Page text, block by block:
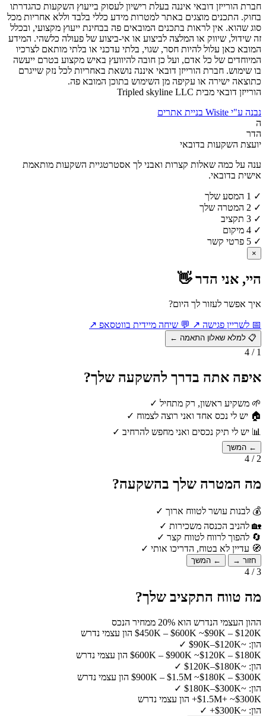
חברת הורייזן דובאי איננה בעלת רישיון לעסוק בייעוץ השקעות כהגדרתו
בחוק. התכנים מוצגים באתר למטרות מידע כללי בלבד וללא אחריות מכל
סוג שהוא. אין לראות בתכנים המובאים פה בבחינת ייעוץ מקצועי, ובכלל
זה שידול, שיווק או המלצה לביצוע או אי-ביצוע של פעולה כלשהי. המידע
המובא כאן עלול להיות חסר, שגוי, בלתי עדכני או בלתי מותאם לצרכיו
המיוחדים של כל אדם, ועל כן חובה להיוועץ באיש מקצוע בטרם ייעשה
בו שימוש. חברת הורייזן דובאי איננה נושאת באחריות לכל נזק שייגרם
כתוצאה ישירה או עקיפה מן השימוש בתוכן המובא פה.
הורייזן דובאי מבית Tripled skyline LLC
נבנה ע"י Wisite בניית אתרים
ה
הדר
יועצת השקעות בדובאי
ענה על כמה שאלות קצרות ואבני לך אסטרטגיית השקעות מותאמת
אישית בדובאי.
✓
1 המסע שלך
✓
2 המטרה שלך
✓
3 תקציב
✓
4 מיקום
✓
5 פרטי קשר
×
היי, אני הדר 👋
איך אפשר לעזור לך היום?
📅 לשריין פגישה ↗
💬 שיחה מיידית בווטסאפ ↗
📋 למלא שאלון התאמה ←
1 / 4
איפה אתה בדרך להשקעה שלך?
🌱 משקיע ראשון, רק מתחיל ✓
🏠 יש לי נכס אחד ואני רוצה לצמוח ✓
📊 יש לי תיק נכסים ואני מחפש להרחיב ✓
← המשך
2 / 4
מה המטרה שלך בהשקעה?
💰 לבנות עושר לטווח ארוך ✓
🏡 להניב הכנסה משכירות ✓
🔄 להפוך לרווח לטווח קצר ✓
🧭 עדיין לא בטוח, הדריכו אותי ✓
חזור → ← המשך
3 / 4
מה טווח התקציב שלך?
ההון העצמי הנדרש הוא 20% ממחיר הנכס
$450K – $600K ~$90K – $120K הון עצמי נדרש
הון: ~$90K–$120K
✓
$600K – $900K ~$120K – $180K הון עצמי נדרש
הון: ~$120K–$180K
✓
$900K – $1.5M ~$180K – $300K הון עצמי נדרש
הון: ~$180K–$300K
✓
$1.5M+ ~$300K+ הון עצמי נדרש
הון: ~$300K+
✓